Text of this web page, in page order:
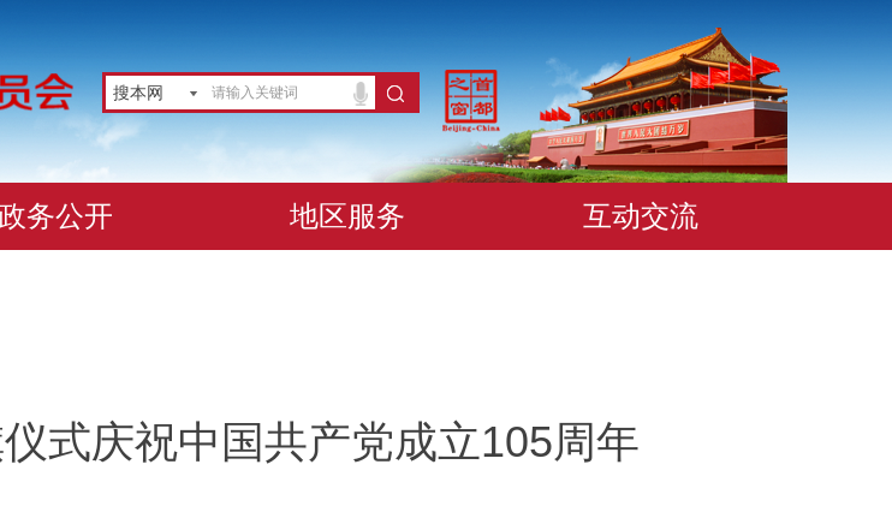
搜本网
务公开 地区服务 互动交流
式庆祝中国共产党成立105周年